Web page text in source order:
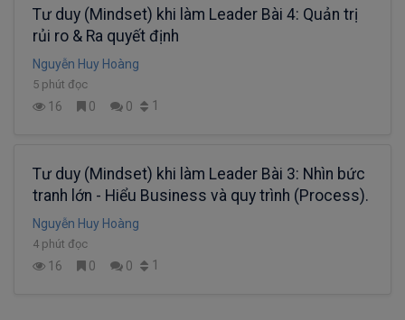
Tư duy (Mindset) khi làm Leader Bài 4: Quản trị
rủi ro & Ra quyết định
Nguyễn Huy Hoàng
5 phút đọc
16 0 0 1
Tư duy (Mindset) khi làm Leader Bài 3: Nhìn bức
tranh lớn - Hiểu Business và quy trình (Process).
Nguyễn Huy Hoàng
4 phút đọc
16 0 0 1